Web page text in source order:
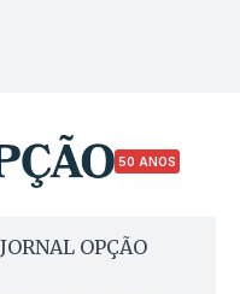
50 ANOS
OPÇÃO